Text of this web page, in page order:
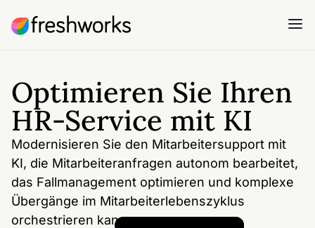
Optimieren Sie Ihren
HR-Service mit KI
Modernisieren Sie den Mitarbeitersupport mit
KI, die Mitarbeiteranfragen autonom bearbeitet,
das Fallmanagement optimieren und komplexe
Übergänge im Mitarbeiterlebenszyklus
orchestrieren kann.